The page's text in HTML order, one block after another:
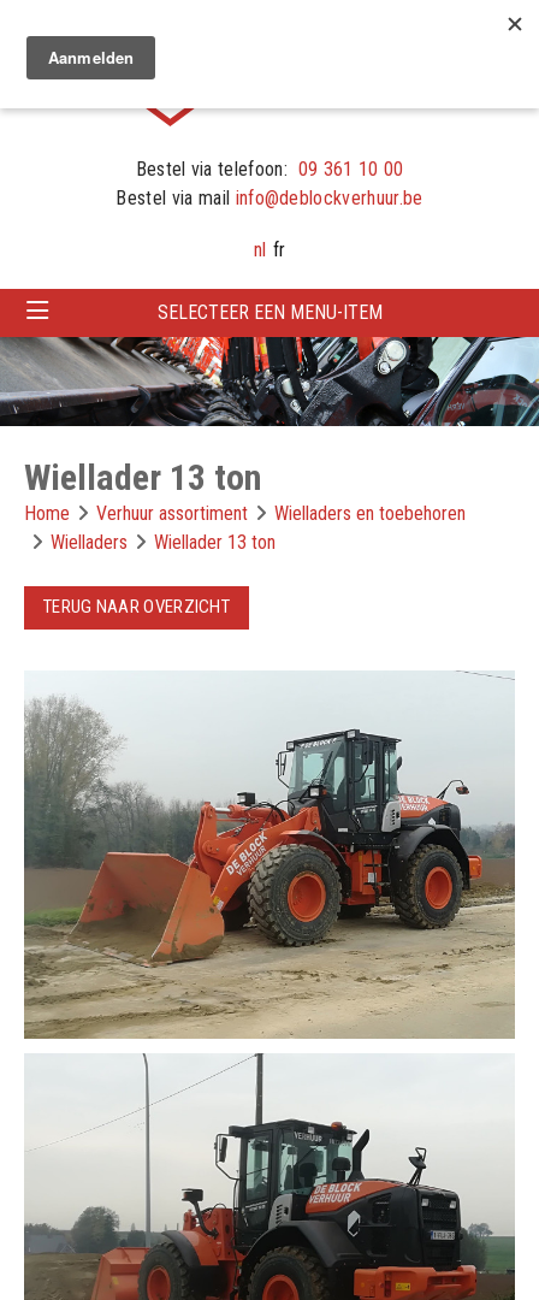
Bestel via telefoon: 09 361 10 00
Bestel via mail info@deblockverhuur.be
nl fr
SELECTEER EEN MENU-ITEM
Wiellader 13 ton
Home Verhuur assortiment
Wielladers en toebehoren
Wielladers
Wiellader 13 ton
TERUG NAAR OVERZICHT